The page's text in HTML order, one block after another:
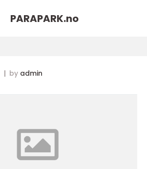
PARAPARK.no
by admin